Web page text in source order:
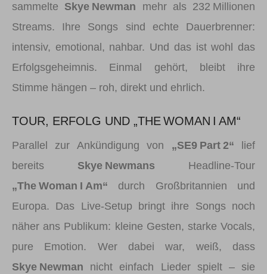
sammelte Skye Newman mehr als 232 Millionen
Streams. Ihre Songs sind echte Dauerbrenner:
intensiv, emotional, nahbar. Und das ist wohl das
Erfolgsgeheimnis. Einmal gehört, bleibt ihre
Stimme hängen – roh, direkt und ehrlich.
TOUR, ERFOLG UND „THE WOMAN I AM“
Parallel zur Ankündigung von „SE9 Part 2“ lief
bereits Skye Newmans Headline‑Tour
„The Woman I Am“ durch Großbritannien und
Europa. Das Live‑Setup bringt ihre Songs noch
näher ans Publikum: kleine Gesten, starke Vocals,
pure Emotion. Wer dabei war, weiß, dass
Skye Newman nicht einfach Lieder spielt – sie